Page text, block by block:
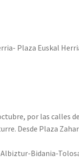
Plaza Euskal
por las calles
Desde Plaza
Bidania-